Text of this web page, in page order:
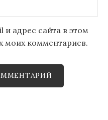
и адрес сайта в этом
моих комментариев.